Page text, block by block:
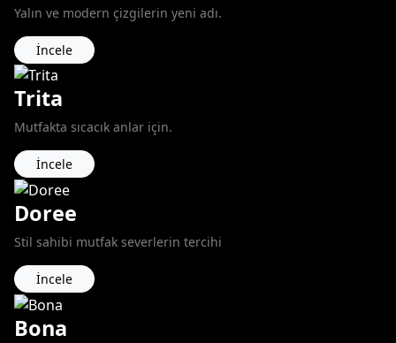
Yalın ve modern çizgilerin yeni adı.
İncele
Trita
Mutfakta sıcacık anlar için.
İncele
Doree
Stil sahibi mutfak severlerin tercihi
İncele
Bona